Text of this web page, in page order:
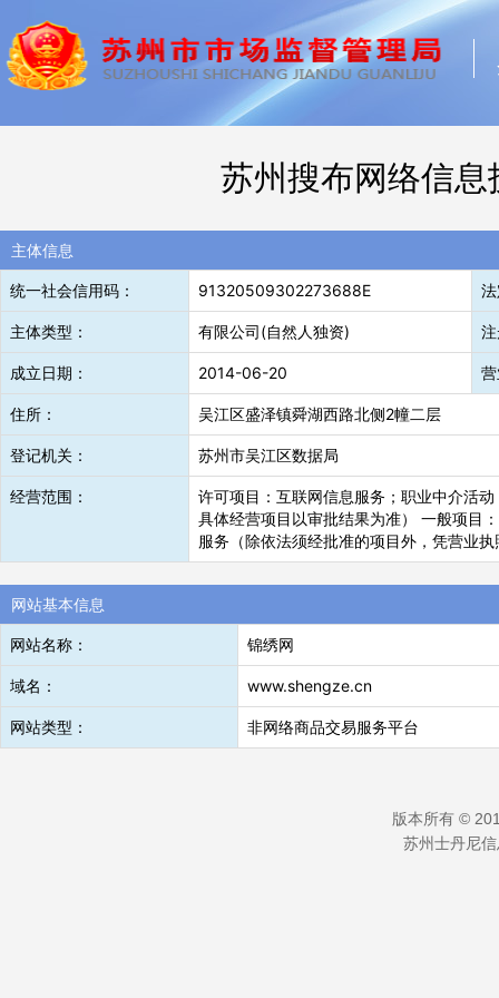
苏州搜布网络信息
主体信息
统一社会信用码： 91320509302273688E
主体类型： 有限公司(自然人独资)
成立日期： 2014-06-20
住所： 吴江区盛泽镇舜湖西路北侧2幢二层
登记机关： 苏州市吴江区数据局
经营范围：
许可项目：互联网信息服务；职业中介活
具体经营项目以审批结果为准） 一般项目
服务（除依法须经批准的项目外，凭营业
网站基本信息
网站名称： 锦绣网
域名： www.shengze.cn
网站类型： 非网络商品交易服务平台
版本所有 ©
苏州士丹尼